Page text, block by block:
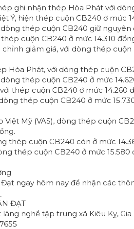
ghi nhận thép Hòa Phát với
Ý, hiện thép cuộn CB240 ở mức
thép cuộn CB240 giữ
cuộn CB240 ở mức 14.310
giảm giá, với dòng thép
Hòa Phát, với dòng thép cuộn
thép cuộn CB240 ở mức
với thép cuộn CB240 ở mức
thép cuộn CB240 ở mức
Mỹ (VAS), dòng thép cuộn
thép cuộn CB240 còn ở mức
thép cuộn CB240 ở mức
ngay hôm nay để nhận các
ĐẠT
làng nghề tập trung xã Kiêu Kỵ, Gia